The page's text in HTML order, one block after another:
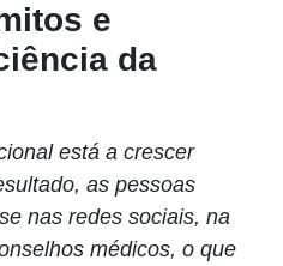
e
da
está a crescer
as pessoas
nas redes sociais, na
médicos, o que